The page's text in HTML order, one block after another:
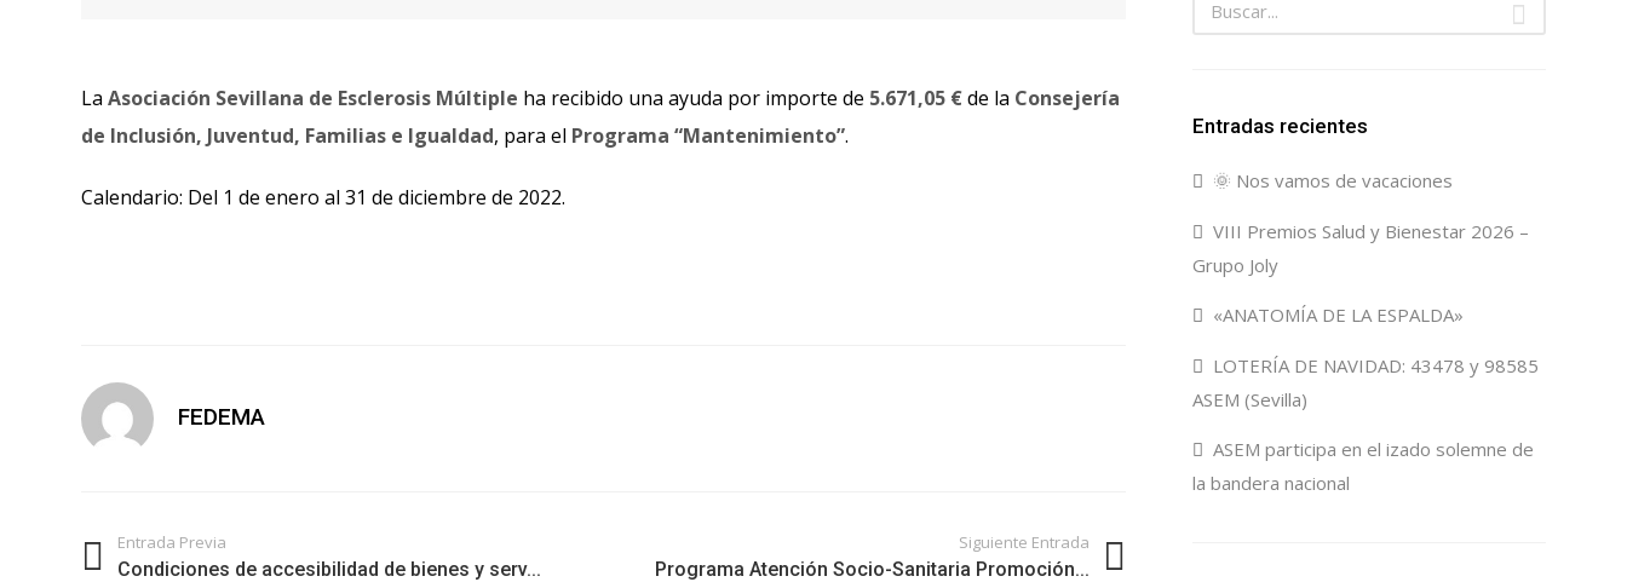
La Asociación Sevillana de Esclerosis Múltiple ha recibido una ayuda por importe de 5.671,05 €de la Consejería
de Inclusión, Juventud, Familias e Igualdad, para el Programa “Mantenimiento”.
Calendario: Del 1 de enero al 31 de diciembre de 2022.
FEDEMA
Entrada Previa
Condiciones de accesibilidad de bienes y serv...
Siguiente Entrada
Programa Atención Socio-Sanitaria Promoción...
Entradas recientes
🌞 Nos vamos de vacaciones
VIII Premios Salud y Bienestar 2026 –
Grupo Joly
«ANATOMÍA DE LA ESPALDA»
LOTERÍA DE NAVIDAD: 43478 y 98585
ASEM (Sevilla)
ASEM participa en el izado solemne de
la bandera nacional